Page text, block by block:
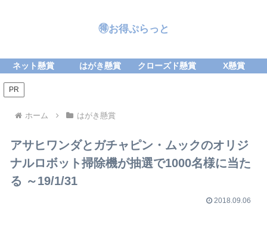
🉐お得ぷらっと
ネット懸賞 はがき懸賞 クローズド懸賞 X懸賞
PR
ホーム はがき懸賞
アサヒワンダとガチャピン・ムックのオリジ
ナルロボット掃除機が抽選で1000名様に当た
る ～19/1/31
2018.09.06